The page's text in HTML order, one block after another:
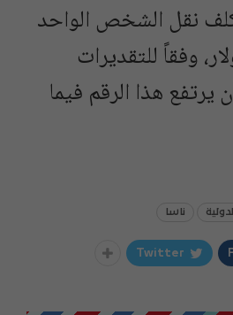
نقل الشخص الواحد
دولار، وفقاً للتقديرات
يرتفع هذا الرقم فيما
ناسا
Twitter